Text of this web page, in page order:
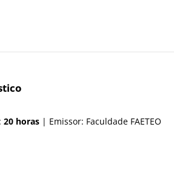
20 horas | Emissor: Faculdade FAETEO